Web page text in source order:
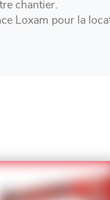
chantier.
Loxam pour la